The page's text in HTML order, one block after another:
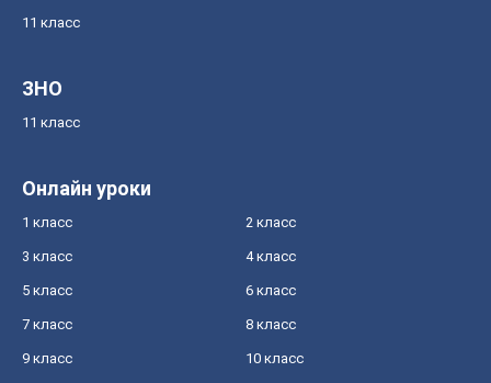
11 класс
ЗНО
11 класс
Онлайн уроки
1 класс 2 класс
3 класс 4 класс
5 класс 6 класс
7 класс 8 класс
9 класс 10 класс